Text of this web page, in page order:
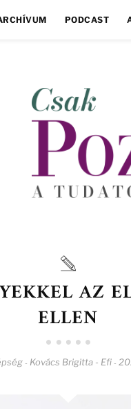
PODCAST
AZ
ELLEN
- Kovács Brigitta - Efi -